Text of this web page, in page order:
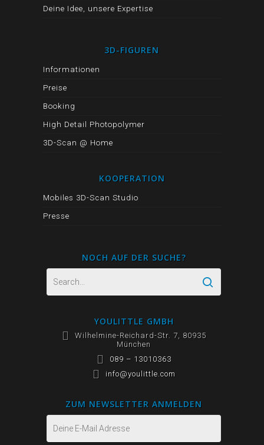
Deine Idee, unsere Expertise
3D-FIGUREN
Informationen
Preise
Booking
High Detail Photopolymer
3D-Scan @ Home
KOOPERATION
Mobiles 3D-Scan Studio
Presse
NOCH AUF DER SUCHE?
YOULITTLE GMBH
Wilhelmine-Reichard-Str. 7, 80935
München
089 – 13010363
info@youlittle.com
ZUM NEWSLETTER ANMELDEN